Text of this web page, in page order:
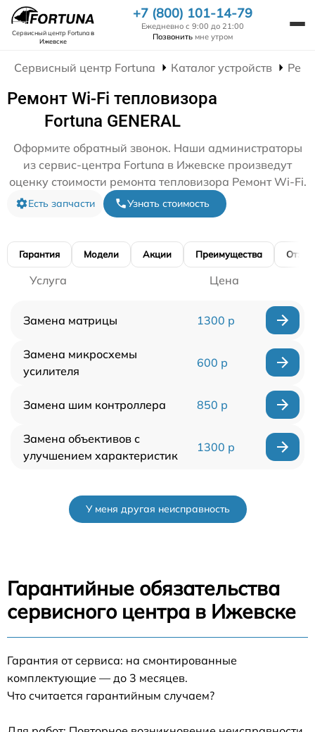
Сервисный центр Fortunaв
Ижевске
+7 (800) 101-14-79
Ежедневно с 9:00 до 21:00
Позвонить мне утром
Сервисный центр Fortuna Каталог устройств
Ремонт Wi-Fi тепловизора
Fortuna GENERAL
Оформите обратный звонок. Наши администраторы
из сервис-центра Fortuna в Ижевске произведут
оценку стоимости ремонта тепловизора Ремонт Wi-Fi.
Есть запчасти Узнать стоимость
Гарантия Модели Акции Преимущества
Услуга Цена
Замена матрицы 1300 р
Замена микросхемы
усилителя
600 р
Замена шим контроллера 850 р
Замена объективов с
улучшением характеристик
1300 р
У меня другая неисправность
Гарантийные обязательства
сервисного центра в Ижевске
Гарантия от сервиса: на смонтированные
комплектующие — до 3 месяцев.
Что считается гарантийным случаем?